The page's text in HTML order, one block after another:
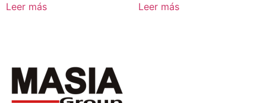
Leer más Leer más